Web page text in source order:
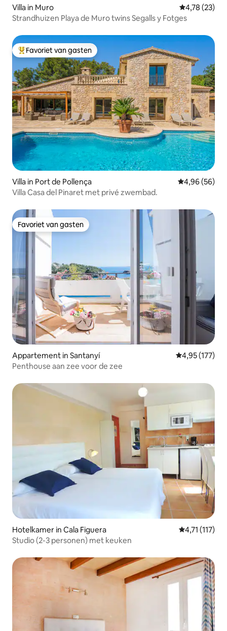
Villa in Muro Gemiddelde
4,78 (23)
Strandhuizen Playa de Muro twins Segalls y Fotges
Topfavoriet van gasten
Favoriet van gasten
Villa in Port de Pollença Gemiddelde
4,96 (56)
Villa Casa del Pinaret met privé zwembad.
Favoriet van gasten
Favoriet van gasten
Appartement in Santanyí Gemiddelde
4,95 (177)
Penthouse aan zee voor de zee
Hotelkamer in Cala Figuera Gemiddelde
4,71 (117)
Studio (2-3 personen) met keuken